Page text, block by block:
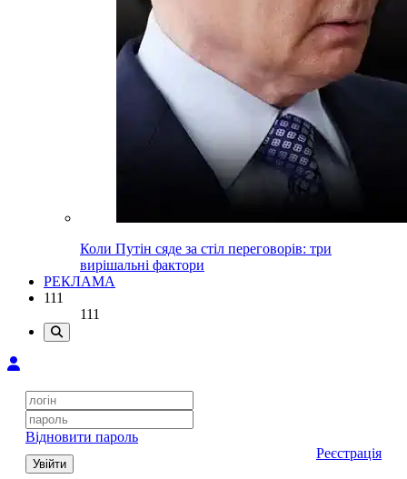
Коли Путін сяде за стіл переговорів: три
вирішальні фактори
РЕКЛАМА
111
111
Відновити пароль
Увійти
Реєстрація